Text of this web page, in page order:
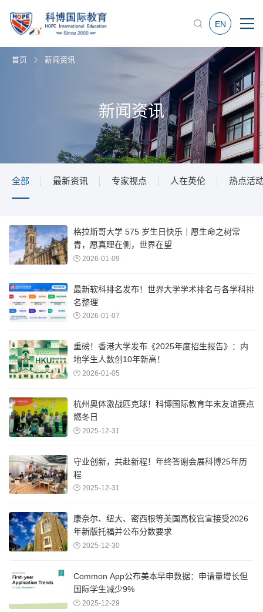
EN
首页 新闻资讯
新闻资讯
全部 最新资讯 专家视点 人在英伦 热点活
格拉斯哥大学 575 岁生日快乐｜愿生命之树常
青，愿真理在侧，世界在望
2026-01-09
最新软科排名发布！世界大学学术排名与各学科排
名整理
2026-01-07
重磅！香港大学发布《2025年度招生报告》：内
地学生人数创10年新高！
2026-01-05
杭州奥体激战匹克球！科博国际教育年末友谊赛点
燃冬日
2025-12-31
守业创新，共赴新程！年终答谢会展科博25年历
程
2025-12-31
康奈尔、纽大、密西根等美国高校官宣接受2026
年新版托福并公布分数要求
2025-12-30
Common App公布美本早申数据：申请量增长但
国际学生减少9%
2025-12-29